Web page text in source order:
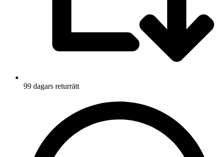
99 dagars returrätt